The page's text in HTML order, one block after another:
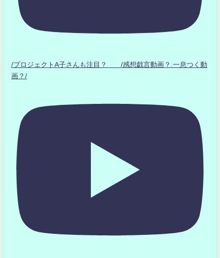
/プロジェクトA子さんも注目？ /感想戯言動画？.一息つく動
画？/